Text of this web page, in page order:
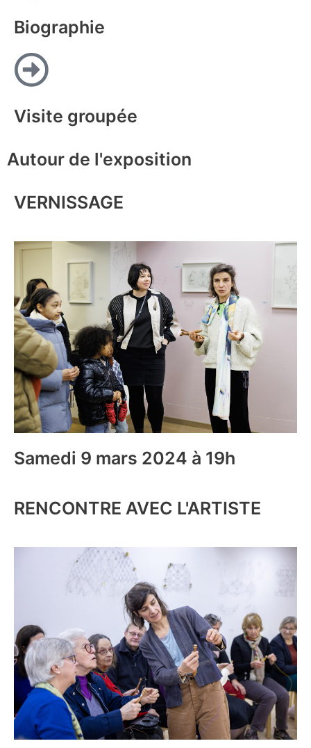
Biographie
Visite groupée
Autour de l'exposition
VERNISSAGE
Samedi 9 mars 2024 à 19h
RENCONTRE AVEC L'ARTISTE